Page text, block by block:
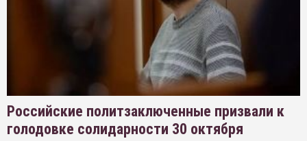
Российские политзаключенные призвали к
голодовке солидарности 30 октября